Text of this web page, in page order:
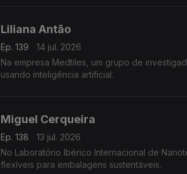
Liliana Antão
Ep. 139
14 jul. 2026
Na empresa Medtiles, um grupo de
usando inteligência artificial.
Miguel Cerqueira
Ep. 138
13 jul. 2026
No Laboratório Ibérico Internacional de
flexíveis para embalagens sustentáveis.